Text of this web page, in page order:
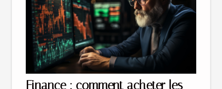
Finance : comment acheter les